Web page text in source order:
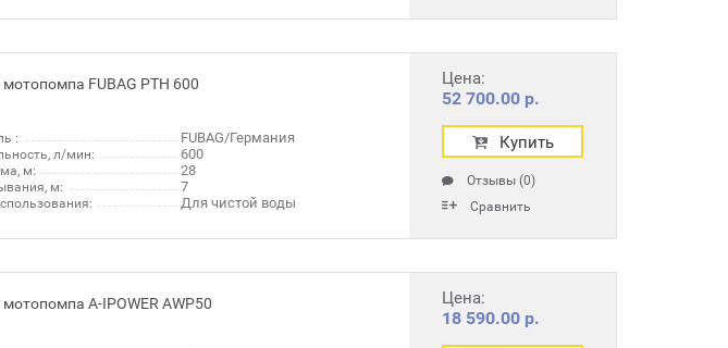
FUBAG PTH 600
: FUBAG/Германия
л/мин: 600
м: 28
м: 7
Для чистой воды
Цена:
52 700.00 р.
Купить
Отзывы (0)
Сравнить
A-IPOWER AWP50 Цена:
18 590.00 р.